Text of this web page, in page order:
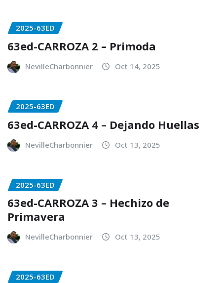
2025-63ED
63ed-CARROZA 2 – Primoda
NevilleCharbonnier Oct 14, 2025
2025-63ED
63ed-CARROZA 4 – Dejando Huellas
NevilleCharbonnier Oct 13, 2025
2025-63ED
63ed-CARROZA 3 – Hechizo de
Primavera
NevilleCharbonnier Oct 13, 2025
2025-63ED